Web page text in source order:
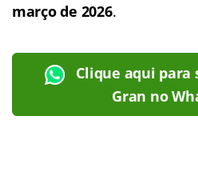
março de 2026.
Clique aqui para
Gran no